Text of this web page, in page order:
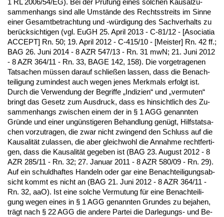
1 RL 2006/54/EG). Bei der Prüfung ei­nes sol­chen Kau­sal­zu­
sam­men­hangs sind al­le Umstände des Rechts­streits im Sin­ne
ei­ner Ge­samt­be­trach­tung und -würdi­gung des Sach­ver­halts zu
berück­sich­ti­gen (vgl. EuGH 25. April 2013 - C-81/12 - [Aso­cia­tia
AC­CEPT] Rn. 50; 19. April 2012 - C-415/10 - [Meis­ter] Rn. 42 ff.;
BAG 26. Ju­ni 2014 - 8 AZR 547/13 - Rn. 31 mwN; 21. Ju­ni 2012
- 8 AZR 364/11 - Rn. 33, BA­GE 142, 158). Die vor­ge­tra­ge­nen
Tat­sa­chen müssen dar­auf schließen las­sen, dass die Be­nach­
tei­li­gung zu­min­dest auch we­gen je­nes Merk­mals er­folgt ist.
Durch die Ver­wen­dung der Be­grif­fe „In­di­zi­en“ und „ver­mu­ten“
bringt das Ge­setz zum Aus­druck, dass es hin­sicht­lich des Zu­
sam­men­hangs zwi­schen ei­nem der in § 1 AGG ge­nann­ten
Gründe und ei­ner ungüns­ti­ge­ren Be­hand­lung genügt, Hilfs­tat­sa­
chen vor­zu­tra­gen, die zwar nicht zwin­gend den Schluss auf die
Kau­sa­lität zu­las­sen, die aber gleich­wohl die An­nah­me recht­fer­ti­
gen, dass die Kau­sa­lität ge­ge­ben ist (BAG 23. Au­gust 2012 - 8
AZR 285/11 - Rn. 32; 27. Ja­nu­ar 2011 - 8 AZR 580/09 - Rn. 29).
Auf ein schuld­haf­tes Han­deln oder gar ei­ne Be­nach­tei­li­gungs­ab­
sicht kommt es nicht an (BAG 21. Ju­ni 2012 - 8 AZR 364/11 -
Rn. 32, aaO). Ist ei­ne sol­che Ver­mu­tung für ei­ne Be­nach­tei­li­
gung we­gen ei­nes in § 1 AGG ge­nann­ten Grun­des zu be­ja­hen,
trägt nach § 22 AGG die an­de­re Par­tei die Dar­le­gungs- und Be­